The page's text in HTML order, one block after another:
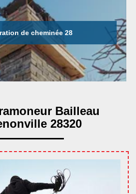
de cheminée 28
Bailleau
28320